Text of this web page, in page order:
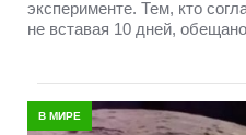
эксперименте. Тем, кто
не вставая 10 дней,
В МИРЕ